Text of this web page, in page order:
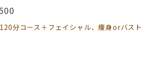
120分コース＋フェイシャル、痩身orバスト